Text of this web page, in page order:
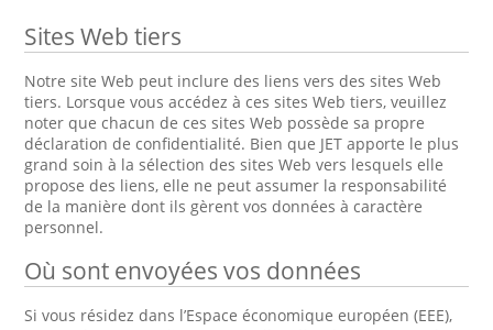
Sites Web tiers
Notre site Web peut inclure des liens vers des sites Web
tiers. Lorsque vous accédez à ces sites Web tiers, veuillez
noter que chacun de ces sites Web possède sa propre
déclaration de confidentialité. Bien que JET apporte le plus
grand soin à la sélection des sites Web vers lesquels elle
propose des liens, elle ne peut assumer la responsabilité
de la manière dont ils gèrent vos données à caractère
personnel.
Où sont envoyées vos données
Si vous résidez dans l’Espace économique européen (EEE),